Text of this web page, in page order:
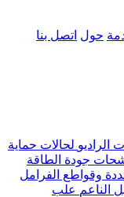
حول اتصل بنا
الراديو لحالات حماية
جودة الطاقة
وقواطع الفرامل
الناعم علب